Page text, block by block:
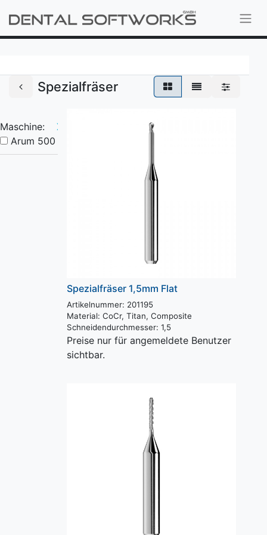
Spezialfräser
Maschine:
X
Arum 500
Spezialfräser 1,5mm Flat
Artikelnummer: 201195
Material: CoCr, Titan, Composite
Schneidendurchmesser: 1,5
Preise nur für angemeldete Benutzer
sichtbar.